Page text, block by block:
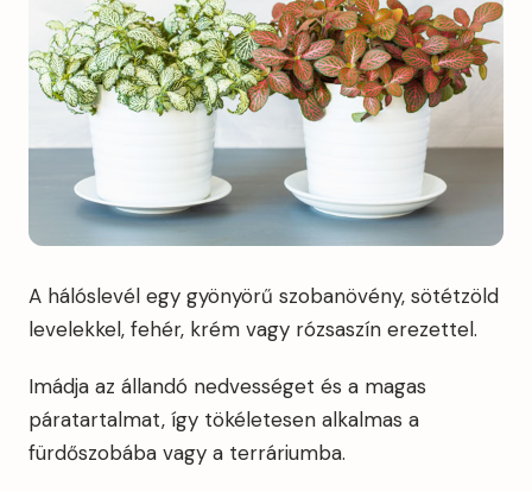
A hálóslevél egy gyönyörű szobanövény, sötétzöld
levelekkel, fehér, krém vagy rózsaszín erezettel.
Imádja az állandó nedvességet és a magas
páratartalmat, így tökéletesen alkalmas a
fürdőszobába vagy a terráriumba.